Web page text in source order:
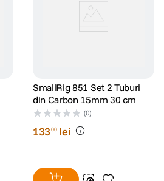
SmallRig 851 Set 2 Tuburi
din Carbon 15mm 30 cm
(0)
13300 lei